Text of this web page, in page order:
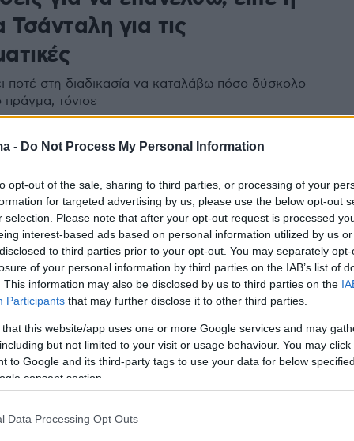
- Do Not Process My Personal Information
opt-out of the sale, sharing to third parties, or processing of your
for targeted advertising by us, please use the below opt-out
selection. Please note that after your opt-out request is processed
interest-based ads based on personal information utilized by us
to third parties prior to your opt-out. You may separately
of your personal information by third parties on the IAB’s list of
This information may also be disclosed by us to third parties on the
Participants that may further disclose it to other third parties.
that this website/app uses one or more Google services and may
but not limited to your visit or usage behaviour. You may
to Google and its third-party tags to use your data for below
consent section.
Data Processing Opt Outs
Τσάνταλη για τις
ποτέ στη διαδικασία να καταλάβω πόσο δύσκολο
πράγμα, τόνισε
φάρμακα, ήταν αρκετά
είπε η Κατρίνα Τσάνταλη για
που έκανε
μίλησε για τις δυσκολίες που αντιμετώπισε μέχρι
κόσμο τον γιο της
1
Τσάνταλη για την εγκυμοσύνη
τρία χρόνια,
17